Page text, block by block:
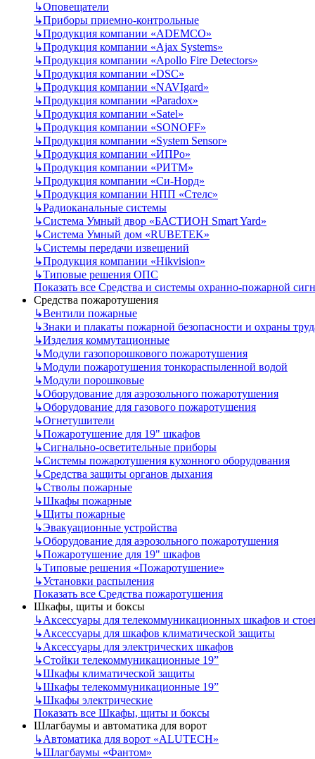
↳Оповещатели
↳Приборы приемно-контрольные
↳Продукция компании «ADEMCO»
↳Продукция компании «Ajax Systems»
↳Продукция компании «Apollo Fire Detectors»
↳Продукция компании «DSC»
↳Продукция компании «NAVIgard»
↳Продукция компании «Paradox»
↳Продукция компании «Satel»
↳Продукция компании «SONOFF»
↳Продукция компании «System Sensor»
↳Продукция компании «ИПРо»
↳Продукция компании «РИТМ»
↳Продукция компании «Си-Норд»
↳Продукция компании НПП «Стелс»
↳Радиоканальные системы
↳Система Умный двор «БАСТИОН Smart Yard»
↳Система Умный дом «RUBETEK»
↳Системы передачи извещений
↳Продукция компании «Hikvision»
↳Типовые решения ОПС
Показать все Средства и системы охранно-пожарной
Средства пожаротушения
↳Вентили пожарные
↳Знаки и плакаты пожарной безопасности и охраны
↳Изделия коммутационные
↳Модули газопорошкового пожаротушения
↳Модули пожаротушения тонкораспыленной водой
↳Модули порошковые
↳Оборудование для аэрозольного пожаротушения
↳Оборудование для газового пожаротушения
↳Огнетушители
↳Пожаротушение для 19" шкафов
↳Сигнально-осветительные приборы
↳Системы пожаротушения кухонного оборудования
↳Средства защиты органов дыхания
↳Стволы пожарные
↳Шкафы пожарные
↳Щиты пожарные
↳Эвакуационные устройства
↳Оборудование для аэрозольного пожаротушения
↳Пожаротушение для 19" шкафов
↳Типовые решения «Пожаротушение»
↳Установки распыления
Показать все Средства пожаротушения
Шкафы, щиты и боксы
↳Аксессуары для телекоммуникационных шкафов и
↳Аксессуары для шкафов климатической защиты
↳Аксессуары для электрических шкафов
↳Стойки телекоммуникационные 19”
↳Шкафы климатической защиты
↳Шкафы телекоммуникационные 19”
↳Шкафы электрические
Показать все Шкафы, щиты и боксы
Шлагбаумы и автоматика для ворот
↳Автоматика для ворот «ALUTECH»
↳Шлагбаумы «Фантом»